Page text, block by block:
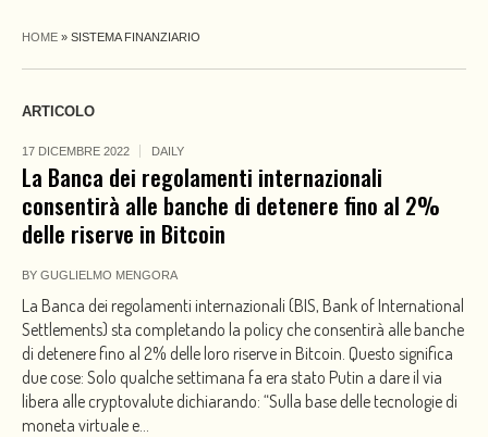
HOME » SISTEMA FINANZIARIO
ARTICOLO
17 DICEMBRE 2022 DAILY
La Banca dei regolamenti internazionali
consentirà alle banche di detenere fino al 2%
delle riserve in Bitcoin
BY GUGLIELMO MENGORA
La Banca dei regolamenti internazionali (BIS, Bank of International
Settlements) sta completando la policy che consentirà alle banche
di detenere fino al 2% delle loro riserve in Bitcoin. Questo significa
due cose: Solo qualche settimana fa era stato Putin a dare il via
libera alle cryptovalute dichiarando: “Sulla base delle tecnologie di
moneta virtuale e...